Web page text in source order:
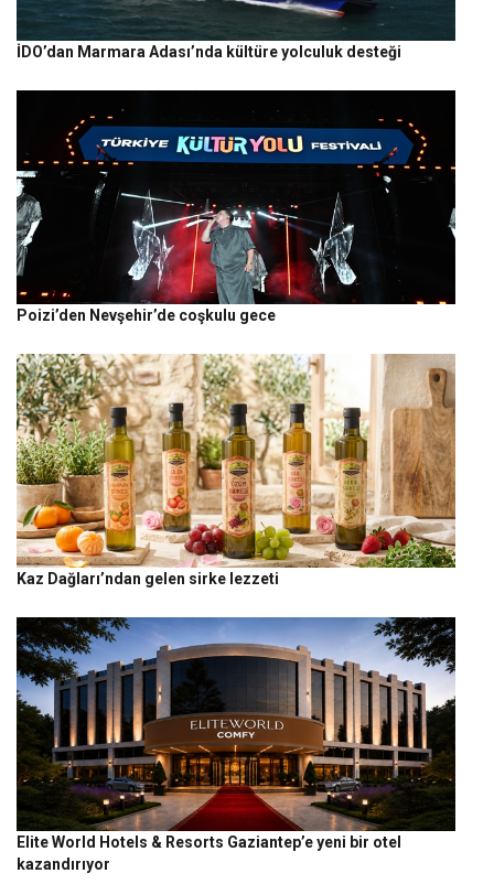
İDO’dan Marmara Adası’nda kültüre yolculuk desteği
Poizi’den Nevşehir’de coşkulu gece
Kaz Dağları’ndan gelen sirke lezzeti
Elite World Hotels & Resorts Gaziantep’e yeni bir otel
kazandırıyor